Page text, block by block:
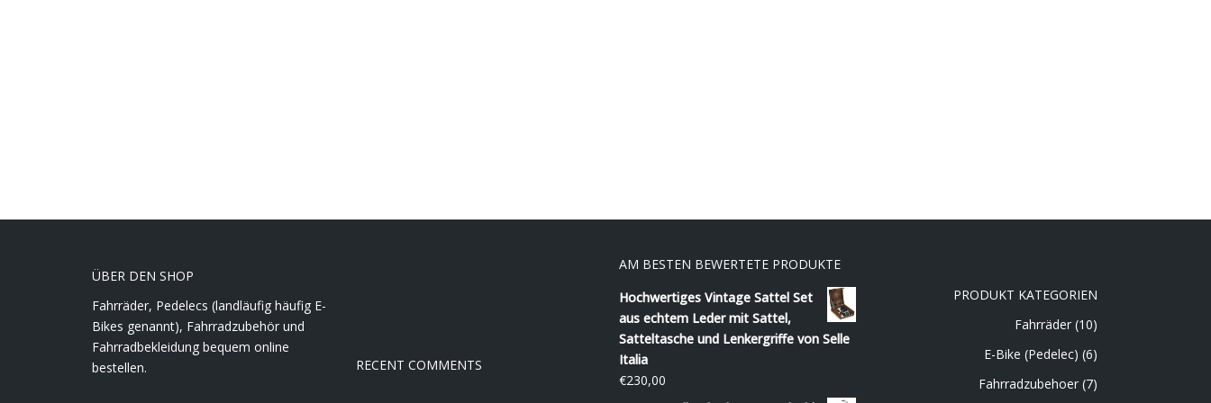
ÜBER DEN SHOP
Fahrräder, Pedelecs (landläufig häufig E-
Bikes genannt), Fahrradzubehör und
Fahrradbekleidung bequem online
bestellen.
RECENT COMMENTS
AM BESTEN BEWERTETE PRODUKTE
Hochwertiges Vintage Sattel Set
aus echtem Leder mit Sattel,
Satteltasche und Lenkergriffe von Selle
Italia
€230,00
PRODUKT KATEGORIEN
Fahrräder (10)
E-Bike (Pedelec) (6)
Fahrradzubehoer (7)